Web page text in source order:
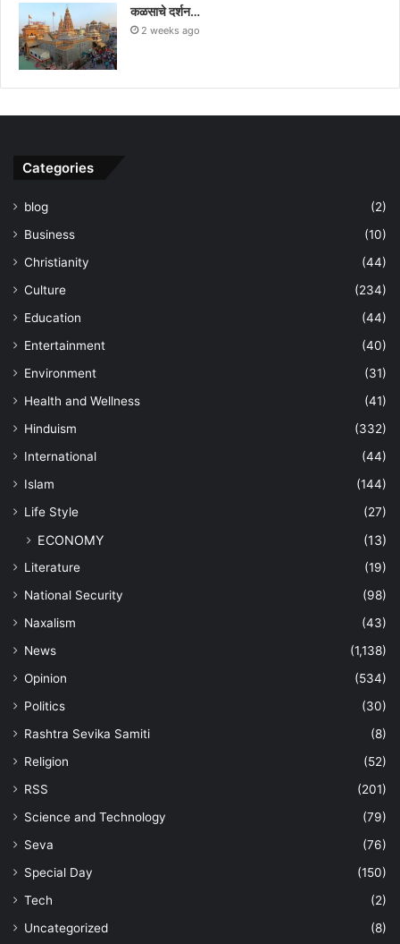
कळसाचे दर्शन…
2 weeks ago
Categories
blog
(2)
Business
(10)
Christianity
(44)
Culture
(234)
Education
(44)
Entertainment
(40)
Environment
(31)
Health and Wellness
(41)
Hinduism
(332)
International
(44)
Islam
(144)
Life Style
(27)
ECONOMY (13)
Literature
(19)
National Security
(98)
Naxalism
(43)
News
(1,138)
Opinion
(534)
Politics
(30)
Rashtra Sevika Samiti
(8)
Religion
(52)
RSS
(201)
Science and Technology
(79)
Seva
(76)
Special Day
(150)
Tech
(2)
Uncategorized
(8)